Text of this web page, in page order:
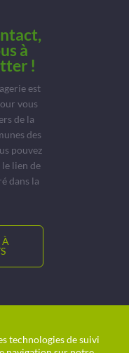
à
!
est
vous
de la
des
pouvez
lien de
dans la
À
technologies de suivi